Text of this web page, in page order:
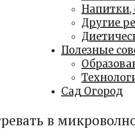
Напитки,
Другие
Полезные
Сад Огород
в